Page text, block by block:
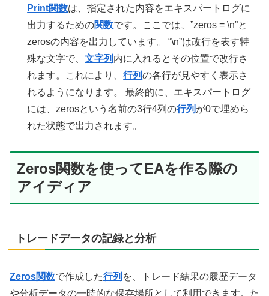
Print関数は、指定された内容をエキスパートログに
出力するための関数です。ここでは、”zeros = \n”と
zerosの内容を出力しています。 “\n”は改行を表す特
殊な文字で、文字列 内に入れるとその位置で改行さ
れます。これにより、行列の各行が見やすく表示さ
れるようになります。 最終的に、エキスパートログ
には、zerosという名前の3行4列の行列 が0で埋めら
れた状態で出力されます。
Zeros関数を使ってEAを作る際の
アイディア
トレードデータの記録と分析
Zeros関数で作成した行列 を、トレード結果の履歴データ
や分析データの一時的な保存場所として利用できます。た